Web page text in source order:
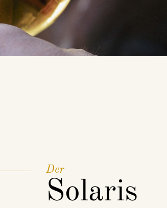
Der
Solaris